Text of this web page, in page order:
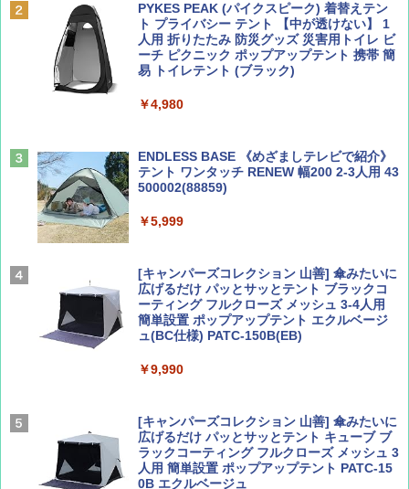
￥1,500
AIRLINE（エアライン）2026年9月号【特
集】ボーイング110周年を祝して！
￥1,760
￥2,479
ァキア 2026～2027 地球の歩き方A ヨーロッ
￥2,277
新しい日本地理 地図・統計・移動から読み
解く (講談社現代新書)
￥1,540
PYKES PEAK (パイクスピーク) 着替えテン
ト プライバシー テント 【中が透けない】 1
人用 折りたたみ 防災グッズ 災害用トイレ ビ
ーチ ピクニック ポップアップテント 携帯 簡
易 トイレテント (ブラック)
￥4,980
ENDLESS BASE 《めざましテレビで紹介》
テント ワンタッチ RENEW 幅200 2-3人用 43
500002(88859)
￥5,999
[キャンパーズコレクション 山善] 傘みたいに
広げるだけ パッとサッとテント ブラックコ
ーティング フルクローズ メッシュ 3-4人用
簡単設置 ポップアップテント エクルベージ
ュ(BC仕様) PATC-150B(EB)
￥9,990
[キャンパーズコレクション 山善] 傘みたいに
広げるだけ パッとサッとテント キューブ ブ
ラックコーティング フルクローズ メッシュ 3
人用 簡単設置 ポップアップテント PATC-15
0B エクルベージュ